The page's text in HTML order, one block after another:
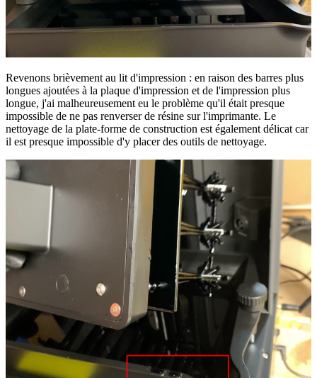
Revenons brièvement au lit d'impression : en raison des barres plus
longues ajoutées à la plaque d'impression et de l'impression plus
longue, j'ai malheureusement eu le problème qu'il était presque
impossible de ne pas renverser de résine sur l'imprimante. Le
nettoyage de la plate-forme de construction est également délicat car
il est presque impossible d'y placer des outils de nettoyage.